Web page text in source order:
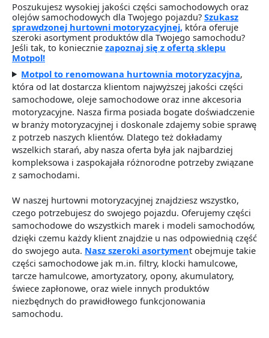
Poszukujesz wysokiej jakości części samochodowych oraz
olejów samochodowych dla Twojego pojazdu? Szukasz
sprawdzonej hurtowni motoryzacyjnej, która oferuje
szeroki asortyment produktów dla Twojego samochodu?
Jeśli tak, to koniecznie zapoznaj się z ofertą sklepu
Motpol!
Motpol to renomowana hurtownia motoryzacyjna,
która od lat dostarcza klientom najwyższej jakości części
samochodowe, oleje samochodowe oraz inne akcesoria
motoryzacyjne. Nasza firma posiada bogate doświadczenie
w branży motoryzacyjnej i doskonale zdajemy sobie sprawę
z potrzeb naszych klientów. Dlatego też dokładamy
wszelkich starań, aby nasza oferta była jak najbardziej
kompleksowa i zaspokajała różnorodne potrzeby związane
z samochodami.
W naszej hurtowni motoryzacyjnej znajdziesz wszystko,
czego potrzebujesz do swojego pojazdu. Oferujemy części
samochodowe do wszystkich marek i modeli samochodów,
dzięki czemu każdy klient znajdzie u nas odpowiednią część
do swojego auta. Nasz szeroki asortyment obejmuje takie
części samochodowe jak m.in. filtry, klocki hamulcowe,
tarcze hamulcowe, amortyzatory, opony, akumulatory,
świece zapłonowe, oraz wiele innych produktów
niezbędnych do prawidłowego funkcjonowania
samochodu.